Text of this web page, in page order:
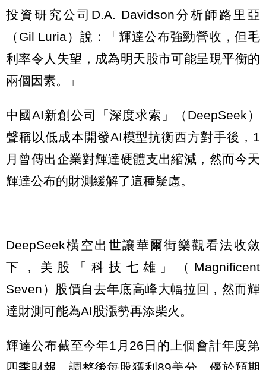
投資研究公司D.A. Davidson分析師路里亞
（Gil Luria）說：「輝達公布強勁營收，但毛
利率令人失望，成為明天股市可能呈現平衡的
兩個因素。」
中國AI新創公司「深度求索」（DeepSeek）
聲稱以低成本開發AI模型抗衡西方對手後，1
月曾傳出企業對輝達硬體支出縮減，然而今天
輝達公布的財測緩解了這種疑慮。
DeepSeek橫空出世讓華爾街樂觀看法收斂
下，美股「科技七雄」（Magnificent
Seven）股價自去年底高峰大幅拉回，然而輝
達財測可能為AI股漲勢再添柴火。
輝達公布截至今年1月26日的上個會計年度第